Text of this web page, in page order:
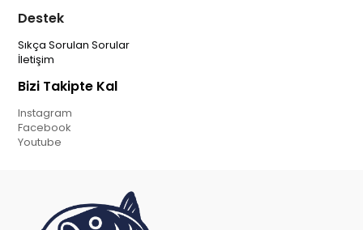
Destek
Sıkça Sorulan Sorular
İletişim
Bizi Takipte Kal
Instagram
Facebook
Youtube